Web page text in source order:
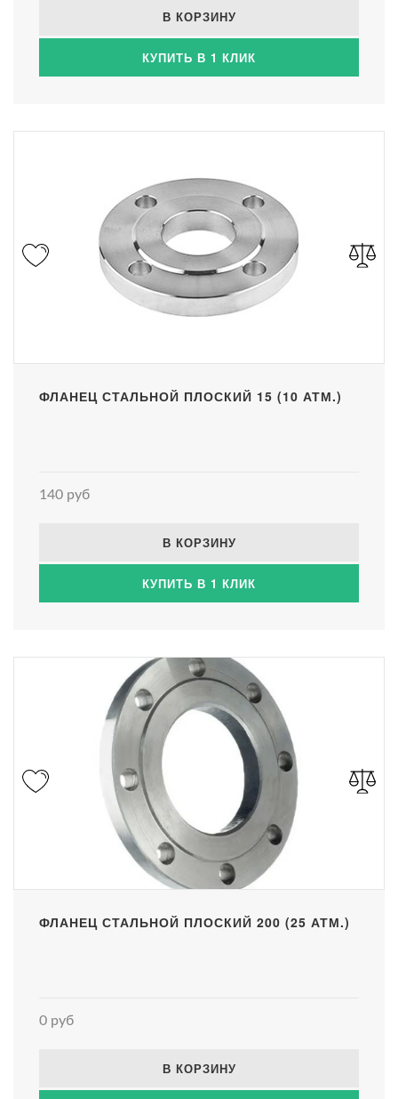
В КОРЗИНУ
КУПИТЬ В 1 КЛИК
ФЛАНЕЦ СТАЛЬНОЙ ПЛОСКИЙ 15 (10 АТМ.)
140 руб
В КОРЗИНУ
КУПИТЬ В 1 КЛИК
ФЛАНЕЦ СТАЛЬНОЙ ПЛОСКИЙ 200 (25 АТМ.)
0 руб
В КОРЗИНУ